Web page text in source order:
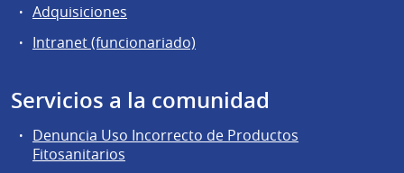
Adquisiciones
Intranet (funcionariado)
Servicios a la comunidad
Denuncia Uso Incorrecto de Productos
Fitosanitarios